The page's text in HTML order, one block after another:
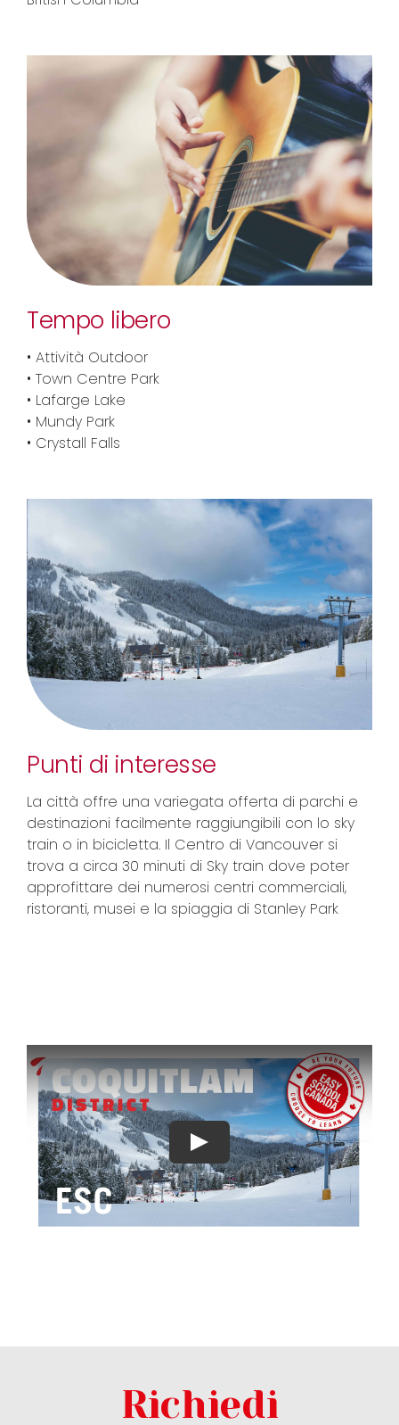
Tempo libero
• Attività Outdoor
• Town Centre Park
• Lafarge Lake
• Mundy Park
• Crystall Falls
Punti di interesse
La città offre una variegata offerta di parchi e
destinazioni facilmente raggiungibili con lo sky
train o in bicicletta. Il Centro di Vancouver si
trova a circa 30 minuti di Sky train dove poter
approfittare dei numerosi centri commerciali,
ristoranti, musei e la spiaggia di Stanley Park
Richiedi